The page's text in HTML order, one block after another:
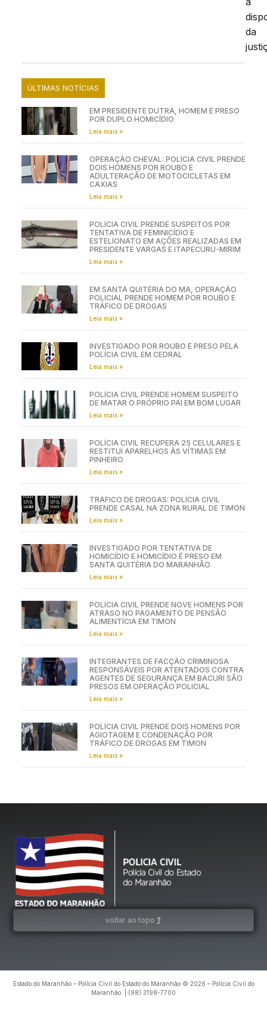
da
ÚLTIMAS NOTÍCIAS
EM PRESIDENTE DUTRA, HOMEM É PRESO
POR DUPLO HOMICÍDIO
Leia mais »
OPERAÇÃO CHEVAL: POLÍCIA CIVIL PRENDE
DOIS HOMENS POR ROUBO E
ADULTERAÇÃO DE MOTOCICLETAS EM
CAXIAS
Leia mais »
POLÍCIA CIVIL PRENDE SUSPEITOS POR
TENTATIVA DE FEMINICÍDIO E
ESTELIONATO EM AÇÕES REALIZADAS EM
PRESIDENTE VARGAS E ITAPECURU-MIRIM
Leia mais »
EM SANTA QUITÉRIA DO MA, OPERAÇÃO
POLICIAL PRENDE HOMEM POR ROUBO E
TRÁFICO DE DROGAS
Leia mais »
INVESTIGADO POR ROUBO É PRESO PELA
POLÍCIA CIVIL EM CEDRAL
Leia mais »
POLÍCIA CIVIL PRENDE HOMEM SUSPEITO
DE MATAR O PRÓPRIO PAI EM BOM LUGAR
Leia mais »
POLÍCIA CIVIL RECUPERA 25 CELULARES E
RESTITUI APARELHOS ÀS VÍTIMAS EM
PINHEIRO
Leia mais »
TRÁFICO DE DROGAS: POLÍCIA CIVIL
PRENDE CASAL NA ZONA RURAL DE TIMON
Leia mais »
INVESTIGADO POR TENTATIVA DE
HOMICÍDIO E HOMICÍDIO É PRESO EM
SANTA QUITÉRIA DO MARANHÃO
Leia mais »
POLÍCIA CIVIL PRENDE NOVE HOMENS POR
ATRASO NO PAGAMENTO DE PENSÃO
ALIMENTÍCIA EM TIMON
Leia mais »
INTEGRANTES DE FACÇÃO CRIMINOSA
RESPONSÁVEIS POR ATENTADOS CONTRA
AGENTES DE SEGURANÇA EM BACURI SÃO
PRESOS EM OPERAÇÃO POLICIAL
Leia mais »
POLÍCIA CIVIL PRENDE DOIS HOMENS POR
AGIOTAGEM E CONDENAÇÃO POR
TRÁFICO DE DROGAS EM TIMON
Leia mais »
voltar ao topo
Estado do Maranhão – Polícia Civil do Estado do Maranhão © 2026 – Polícia Civil do
Maranhão. | (98) 3198-7700